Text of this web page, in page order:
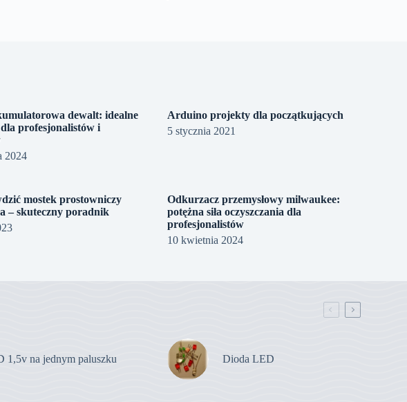
dewalt: idealne
profesjonalistów i
2024
Arduino projekty dla początkujących
5 stycznia 2021
mostek prostowniczy
– skuteczny poradnik
Odkurzacz przemysłowy milwaukee:
potężna siła oczyszczania dla
profesjonalistów
10 kwietnia 2024
1,5v na jednym paluszku Dioda LED